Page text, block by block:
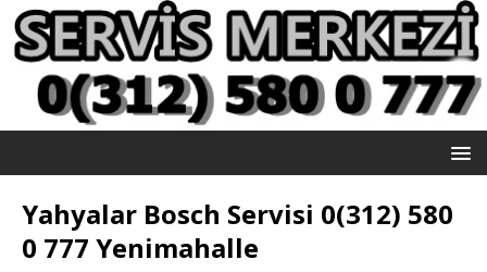
Yahyalar Bosch Servisi 0(312) 580
0 777 Yenimahalle